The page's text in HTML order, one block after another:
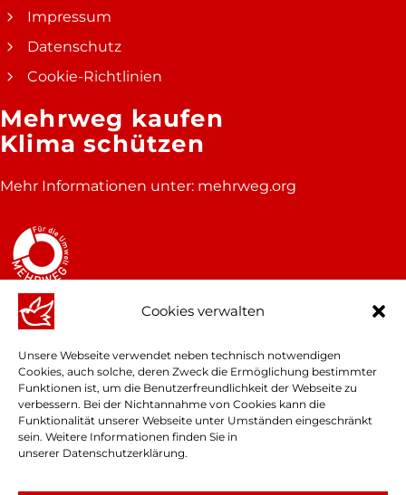
Cookies verwalten
Unsere Webseite verwendet neben technisch notwendigen
Cookies, auch solche, deren Zweck die Ermöglichung bestimmter
Funktionen ist, um die Benutzerfreundlichkeit der Webseite zu
verbessern. Bei der Nichtannahme von Cookies kann die
Funktionalität unserer Webseite unter Umständen eingeschränkt
sein. Weitere Informationen finden Sie in
unserer Datenschutzerklärung.
Impressum
Datenschutz
Cookie-Richtlinien
Mehrweg kaufen
Klima schützen
Mehr Informationen unter: mehrweg.org